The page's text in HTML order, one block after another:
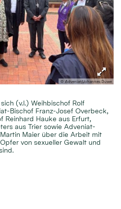
© Adveniat/Johannes Duwe
(v.l.) Weihbischof Rolf
Bischof Franz-Josef Overbeck,
Reinhard Hauke aus Erfurt,
aus Trier sowie Adveniat-
Maier über die Arbeit mit
von sexueller Gewalt und